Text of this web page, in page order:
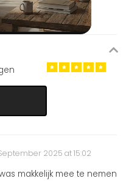
2025 at 15:02
makkelijk mee te nemen